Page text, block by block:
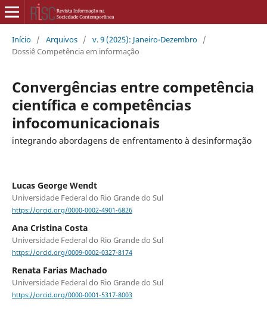
Início / Arquivos / v. 9 (2025): Janeiro-Dezembro /
Dossiê Competência em informação
Convergências entre competência
científica e competências
infocomunicacionais
integrando abordagens de enfrentamento à desinformação
Lucas George Wendt
Universidade Federal do Rio Grande do Sul
https://orcid.org/0000-0002-4901-6826
Ana Cristina Costa
Universidade Federal do Rio Grande do Sul
https://orcid.org/0009-0002-0327-8174
Renata Farias Machado
Universidade Federal do Rio Grande do Sul
https://orcid.org/0000-0001-5317-8003